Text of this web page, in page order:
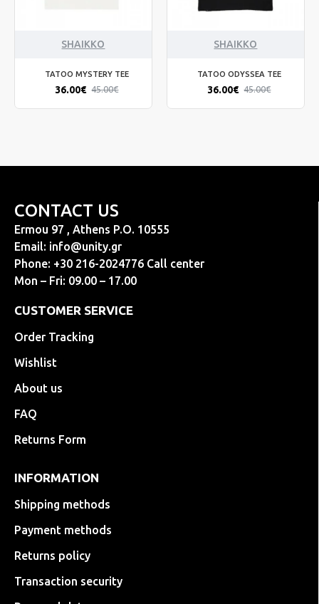
SHAIKKO
TATOO MYSTERY TEE
36.00€ 45.00€
SHAIKKO
TATOO ODYSSEA TEE
36.00€ 45.00€
CONTACT US
Ermou 97 , Athens P.O. 10555
Email: info@unity.gr
Phone: +30 216-2024776 Call center
Mon – Fri: 09.00 – 17.00
CUSTOMER SERVICE
Order Tracking
Wishlist
About us
FAQ
Returns Form
INFORMATION
Shipping methods
Payment methods
Returns policy
Transaction security